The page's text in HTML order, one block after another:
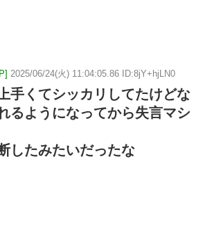
2025/06/24(火) 11:04:05.86 ID:8jY+hjLN0
手くてシッカリしてたけどな
るようになってから失言マシ
したみたいだったな